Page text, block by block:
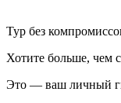
Тур без
Хотите больше, чем
Это — ваш личный